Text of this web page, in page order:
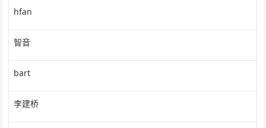
hfan
智音
bart
李建桥